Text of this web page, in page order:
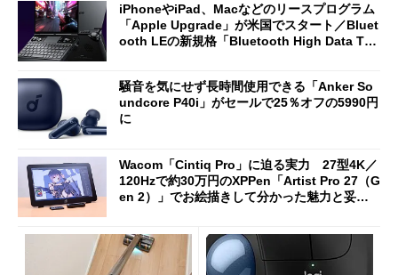
iPhoneやiPad、Macなどのリースプログラム
「Apple Upgrade」が米国でスタート／Bluet
ooth LEの新規格「Bluetooth High Data Thr
騒音を気にせず長時間使用できる「Anker So
undcore P40i」がセールで25％オフの5990円
に
Wacom「Cintiq Pro」に迫る実力 27型4K／
120Hzで約30万円のXPPen「Artist Pro 27（G
en 2）」でお絵描きして分かった魅力と妥協